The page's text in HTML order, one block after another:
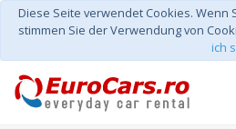
Diese Seite verwendet Cookies. Wenn
stimmen Sie der Verwendung von
ich